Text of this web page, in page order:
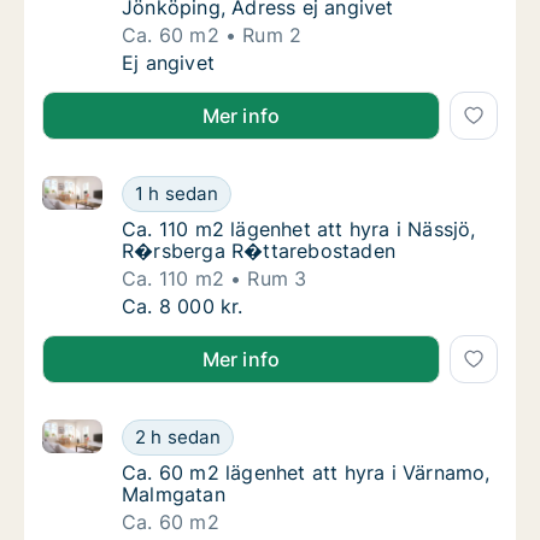
Jönköping, Adress ej angivet
Ca. 60 m2
Rum 2
Ca. 60 m2 lägenhet att hyra i Jönköping,
Ej angivet
Mer info
Ca. 110 m2 lägenhet att hyra i Nässjö,
1 h sedan
Ca. 110 m2 lägenhet att hyra i Nässjö, R�rsberga
Ca. 110 m2 lägenhet att hyra i Nässjö,
Ca. 110 m2 lägenhet att hyra i Nässjö,
R�rsberga R�ttarebostaden
Ca. 110 m2
Rum 3
Ca. 110 m2 lägenhet att hyra i Nässjö,
Ca. 8 000 kr.
Mer info
Ca. 60 m2 lägenhet att hyra i Värnamo,
2 h sedan
Ca. 60 m2 lägenhet att hyra i Värnamo, Malmgatan
Ca. 60 m2 lägenhet att hyra i Värnamo,
Ca. 60 m2 lägenhet att hyra i Värnamo,
Malmgatan
Ca. 60 m2